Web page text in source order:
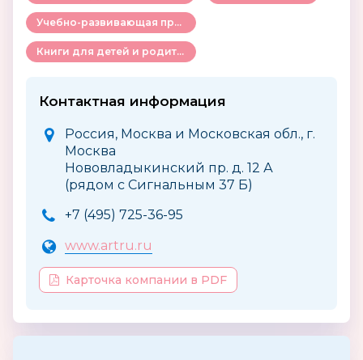
Учебно-развивающая продукция для детей
Книги для детей и родителей
Контактная информация
Россия, Москва и Московская обл., г.
Москва
Нововладыкинский пр. д. 12 А
(рядом с Сигнальным 37 Б)
+7 (495) 725-36-95
www.artru.ru
Карточка компании в PDF